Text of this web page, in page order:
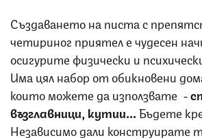
Създаването на писта с
четириног приятел е чудесен
осигурите физически и
Има цял набор от обикновени
които можете да използвате -
възглавници, кутии...Бъдете
Независимо дали конструирате